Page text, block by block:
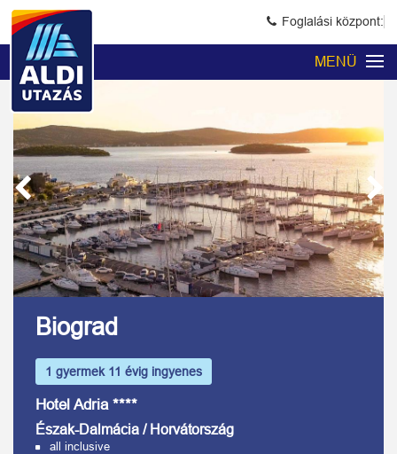
Foglalási központ:
MENÜ
Previous Next
Biograd
1 gyermek 11 évig ingyenes
Hotel Adria ****
Észak-Dalmácia / Horvátország
all inclusive